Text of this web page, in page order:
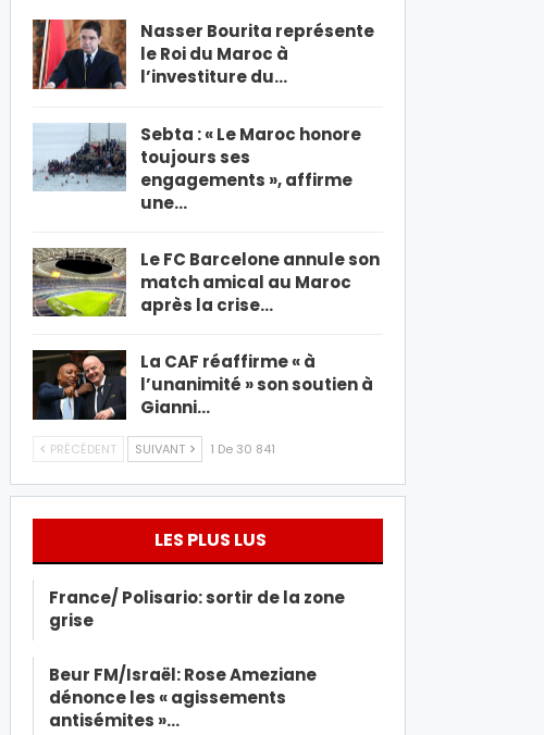
Nasser Bourita représente
le Roi du Maroc à
l’investiture du…
Sebta : « Le Maroc honore
toujours ses
engagements », affirme
une…
Le FC Barcelone annule son
match amical au Maroc
après la crise…
La CAF réaffirme « à
l’unanimité » son soutien à
Gianni…
PRÉCÉDENT SUIVANT 1 De 30 841
LES PLUS LUS
France/ Polisario: sortir de la zone
grise
Beur FM/Israël: Rose Ameziane
dénonce les « agissements
antisémites »…